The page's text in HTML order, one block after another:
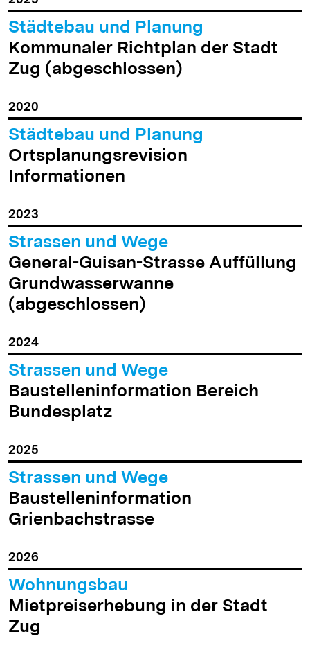
Städtebau und Planung
Kommunaler Richtplan der Stadt
Zug (abgeschlossen)
2020
Städtebau und Planung
Ortsplanungsrevision
Informationen
2023
Strassen und Wege
General-Guisan-Strasse Auffüllung
Grundwasserwanne
(abgeschlossen)
2024
Strassen und Wege
Baustelleninformation Bereich
Bundesplatz
2025
Strassen und Wege
Baustelleninformation
Grienbachstrasse
2026
Wohnungsbau
Mietpreiserhebung in der Stadt
Zug